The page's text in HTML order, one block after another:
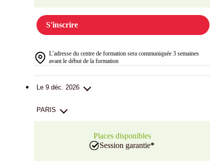
S'inscrire
L’adresse du centre de formation sera communiquée 3 semaines
avant le début de la formation
Le 9 déc. 2026
PARIS
Places disponibles
Session garantie*